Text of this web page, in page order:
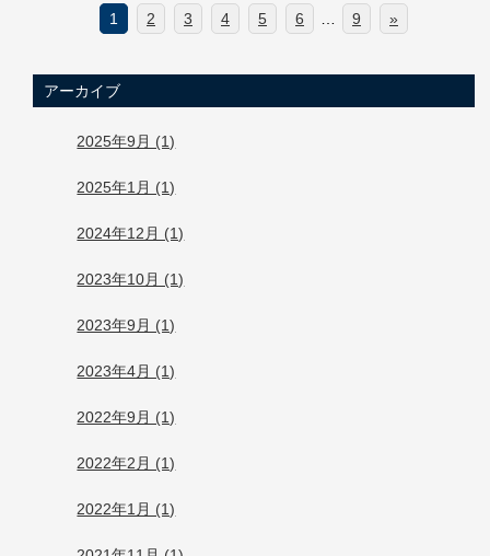
1 2 3 4 5 6 … 9 »
アーカイブ
2025年9月 (1)
2025年1月 (1)
2024年12月 (1)
2023年10月 (1)
2023年9月 (1)
2023年4月 (1)
2022年9月 (1)
2022年2月 (1)
2022年1月 (1)